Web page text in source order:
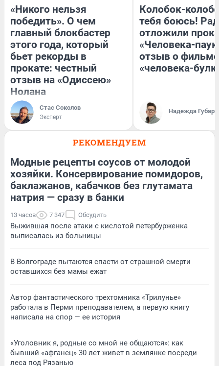
«Никого нельзя
победить». О чем
главный блокбастер
этого года, который
бьет рекорды в
прокате: честный
отзыв на «Одиссею»
Нолана
Стас Соколов
Эксперт
Колобок-
тебя боюсь!
отложили
«Человека-
отзыв о
«человека-
Надежда Губарь
РЕКОМЕНДУЕМ
Модные рецепты соусов от молодой
хозяйки. Консервирование помидоров,
баклажанов, кабачков без глутамата
натрия — сразу в банки
13 часов 7 347 Обсудить
Выжившая после атаки с кислотой петербурженка
выписалась из больницы
В Волгограде пытаются спасти от страшной смерти
оставшихся без мамы ежат
Автор фантастического трехтомника «Трилунье»
работала в Перми преподавателем, а первую книгу
написала на спор — ее история
«Уголовник я, родные со мной не общаются»: как
бывший «афганец» 30 лет живет в землянке посреди
леса под Рязанью